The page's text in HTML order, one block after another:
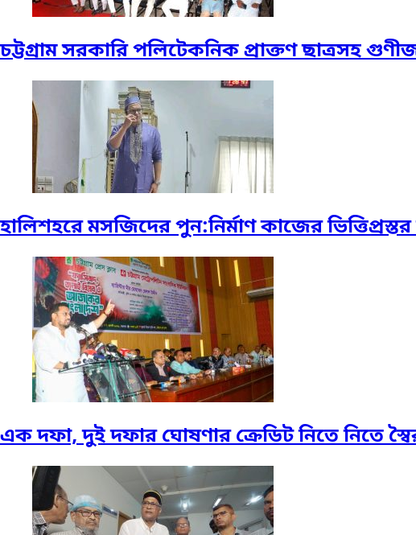
চট্টগ্রাম সরকারি পলিটেকনিক প্রাক্তণ ছাত্রসহ
হালিশহরে মসজিদের পুন:নির্মাণ কাজের
এক দফা, দুই দফার ঘোষণার ক্রেডিট নিতে নিতে